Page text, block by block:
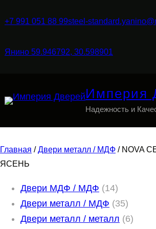
+7 991 051 88 99steel-
Янино 59.946792, 30.598901
Империя
Надежность и
Главная /Двери металл / МДФ / NOVA
ЯСЕНЬ
Двери МДФ / МДФ 141
4
т
Двери металл / МДФ 353
5
Двери металл / металл 66